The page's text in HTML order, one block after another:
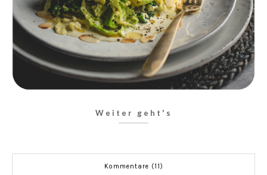
Weiter geht's
Kommentare (11)